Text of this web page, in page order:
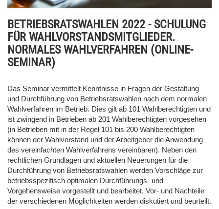
BETRIEBSRATSWAHLEN 2022 - SCHULUNG
FÜR WAHLVORSTANDSMITGLIEDER.
NORMALES WAHLVERFAHREN (ONLINE-
SEMINAR)
Das Seminar vermittelt Kenntnisse in Fragen der Gestaltung
und Durchführung von Betriebsratswahlen nach dem normalen
Wahlverfahren im Betrieb. Dies gilt ab 101 Wahlberechtigten und
ist zwingend in Betrieben ab 201 Wahlberechtigten vorgesehen
(in Betrieben mit in der Regel 101 bis 200 Wahlberechtigten
können der Wahlvorstand und der Arbeitgeber die Anwendung
des vereinfachten Wahlverfahrens vereinbaren). Neben den
rechtlichen Grundlagen und aktuellen Neuerungen für die
Durchführung von Betriebsratswahlen werden Vorschläge zur
betriebsspezifisch optimalen Durchführungs- und
Vorgehensweise vorgestellt und bearbeitet. Vor- und Nachteile
der verschiedenen Möglichkeiten werden diskutiert und beurteilt.